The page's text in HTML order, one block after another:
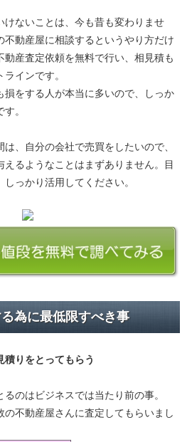
けないことは、今も昔も変わりませ
不動産屋に相談するというやり方だけ
産査定依頼を無料で行い、相見積も
インです。
損をする人が本当に多いので、しっか
。
、自分の会社で売買をしたいので、
るようなことはまずありません。目
っかり活用してください。
為に最低限すべき事
積り をとってもらう
のはビジネスでは当たり前の事。
不動産屋さんに査定してもらいまし